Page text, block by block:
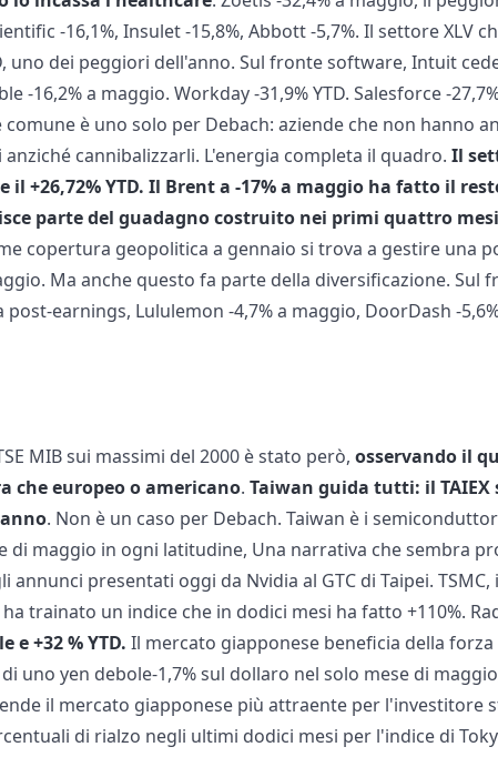
-16,1%, Insulet -15,8%, Abbott -5,7%. Il settore XLV
uno dei peggiori dell'anno. Sul fronte software, Intuit
-16,2% a maggio. Workday -31,9% YTD. Salesforce -
comune è uno solo per Debach: aziende che non hanno
cannibalizzarli. L'energia completa il quadro.Il
il +26,72% YTD. Il Brent a -17% a maggio ha fatto il
parte del guadagno costruito nei primi quattro
copertura geopolitica a gennaio si trova a gestire una
Ma anche questo fa parte della diversificazione. Sul
post-earnings, Lululemon -4,7% a maggio, DoorDash -
MIB sui massimi del 2000 è stato però,osservando il
che europeo o americano.Taiwan guida tutti: il TAIEX
. Non è un caso per Debach. Taiwan è i
di maggio in ogni latitudine, Una narrativa che sembra
presentati oggi da Nvidia al GTC di Taipei. TSMC,
trainato un indice che in dodici mesi ha fatto +110%.
e +32 % YTD. Il mercato giapponese beneficia della forza
uno yen debole-1,7% sul dollaro nel solo mese di
il mercato giapponese più attraente per l'investitore
di rialzo negli ultimi dodici mesi per l'indice di